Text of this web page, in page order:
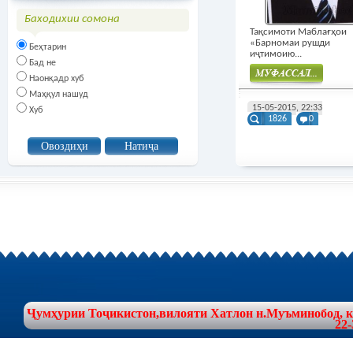
Баходихии сомона
Беҳтарин
Бад не
Наонқадр хуб
Маҳқул нашуд
Хуб
Тақсимоти Маблағҳои
«Барномаи рушди
иҷтимоию...
15-05-2015, 22:33
1826
0
Ҷумҳурии Тоҷикистон,вилояти Хатлон н.Муъминобод,